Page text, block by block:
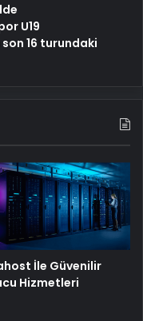
U19
16 turundaki
İle Güvenilir
Hizmetleri